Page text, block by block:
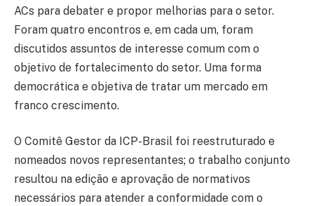
ACs para debater e propor melhorias para o setor.
Foram quatro encontros e, em cada um, foram
discutidos assuntos de interesse comum com o
objetivo de fortalecimento do setor. Uma forma
democrática e objetiva de tratar um mercado em
franco crescimento.
O Comitê Gestor da ICP-Brasil foi reestruturado e
nomeados novos representantes; o trabalho conjunto
resultou na edição e aprovação de normativos
necessários para atender a conformidade com o